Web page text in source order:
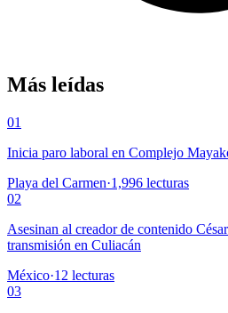
Más leídas
01
Inicia paro laboral en Complejo
Playa del Carmen·1,996 lecturas
02
Asesinan al creador de contenido
transmisión en Culiacán
México·12 lecturas
03